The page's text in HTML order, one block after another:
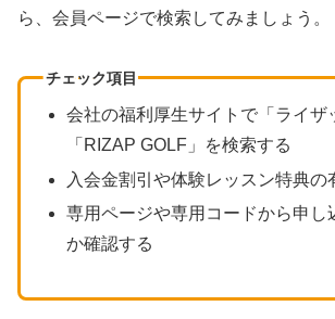
ら、会員ページで検索してみましょう。
チェック項目
会社の福利厚生サイトで「ライザ
「RIZAP GOLF」を検索する
入会金割引や体験レッスン特典の
専用ページや専用コードから申し
か確認する